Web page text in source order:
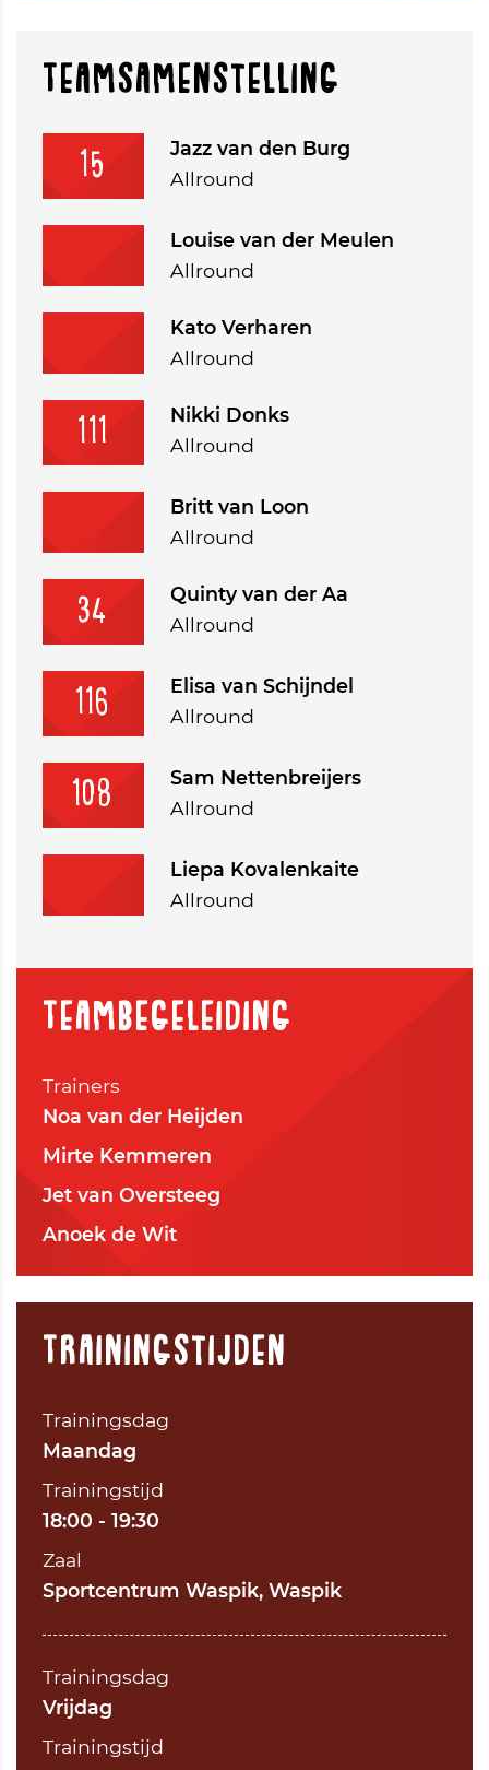
Teamsamenstelling
15
Jazz van den Burg
Allround
Louise van der Meulen
Allround
Kato Verharen
Allround
111
Nikki Donks
Allround
Britt van Loon
Allround
34
Quinty van der Aa
Allround
116
Elisa van Schijndel
Allround
108
Sam Nettenbreijers
Allround
Liepa Kovalenkaite
Allround
Teambegeleiding
Trainers
Noa van der Heijden
Mirte Kemmeren
Jet van Oversteeg
Anoek de Wit
Trainingstijden
Trainingsdag
Maandag
Trainingstijd
18:00 - 19:30
Zaal
Sportcentrum Waspik, Waspik
Trainingsdag
Vrijdag
Trainingstijd